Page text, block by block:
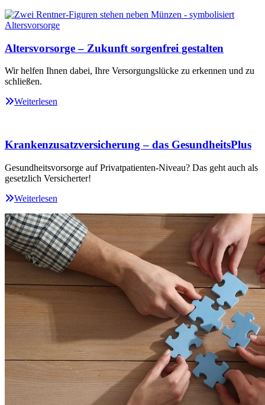
Altersvorsorge – Zukunft sorgenfrei gestalten
Wir helfen Ihnen dabei, Ihre Versorgungslücke zu erkennen und zu
schließen.
Weiterlesen
Krankenzusatzversicherung – das GesundheitsPlus
Gesundheitsvorsorge auf Privatpatienten-Niveau? Das geht auch als
gesetzlich Versicherter!
Weiterlesen